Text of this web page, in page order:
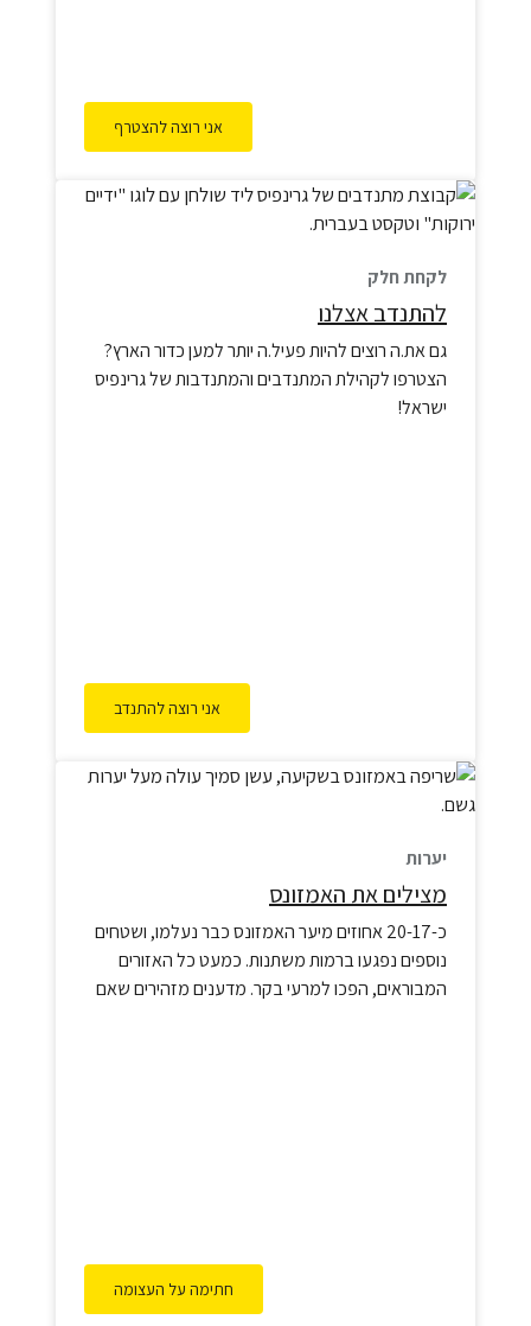
אני רוצה להצטרף
לקחת חלק
להתנדב אצלנו
גם את.ה רוצים להיות פעיל.ה יותר למען כדור הארץ?
הצטרפו לקהילת המתנדבים והמתנדבות של גרינפיס
ישראל!
אני רוצה להתנדב
יערות
מצילים את האמזונס
כ-20-17 אחוזים מיער האמזונס כבר נעלמו, ושטחים
נוספים נפגעו ברמות משתנות. כמעט כל האזורים
המבוראים, הפכו למרעי בקר. מדענים מזהירים שאם
חתימה על העצומה